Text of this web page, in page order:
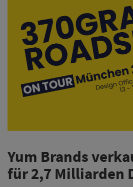
Yum Brands
für 2,7 Milliarden